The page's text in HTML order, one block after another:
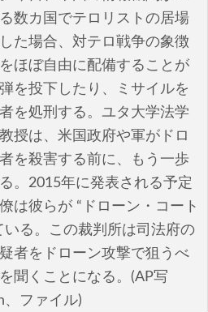
境
リティ―
数カ国でテロリストの居場
た場合、対テロ戦争の象徴
ほぼ自由に配備することが
を投下したり、ミサイルを
を処刑する。ユタ大学法学
授は、米国政府や軍がドロ
を殺害する前に、もう一歩
。2015年に発表される予定
は彼らが “ドローン・コート
いる。この裁判所は司法府の
者をドローン攻撃で狙うべ
聞くことになる。(AP写
ファイル)